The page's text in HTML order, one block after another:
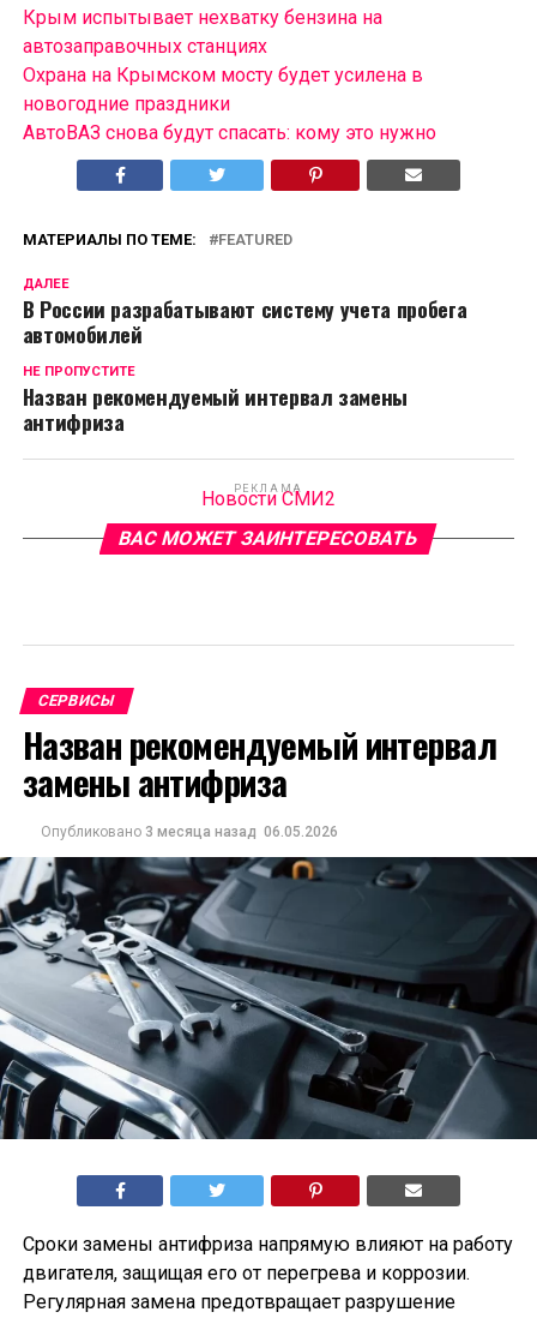
Крым испытывает нехватку бензина на
автозаправочных станциях
Охрана на Крымском мосту будет усилена в
новогодние праздники
АвтоВАЗ снова будут спасать: кому это нужно
МАТЕРИАЛЫ ПО ТЕМЕ: FEATURED
ДАЛЕЕ
В России разрабатывают систему учета пробега
автомобилей
НЕ ПРОПУСТИТЕ
Назван рекомендуемый интервал замены
антифриза
РЕКЛАМА
Новости СМИ2
ВАС МОЖЕТ ЗАИНТЕРЕСОВАТЬ
СЕРВИСЫ
Назван рекомендуемый интервал
замены антифриза
Опубликовано 3 месяца назад 06.05.2026
Сроки замены антифриза напрямую влияют на работу
двигателя, защищая его от перегрева и коррозии.
Регулярная замена предотвращает разрушение